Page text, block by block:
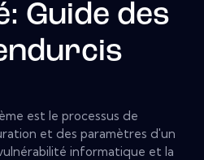
Guide des
est le processus de
et des paramètres d'un
informatique et la